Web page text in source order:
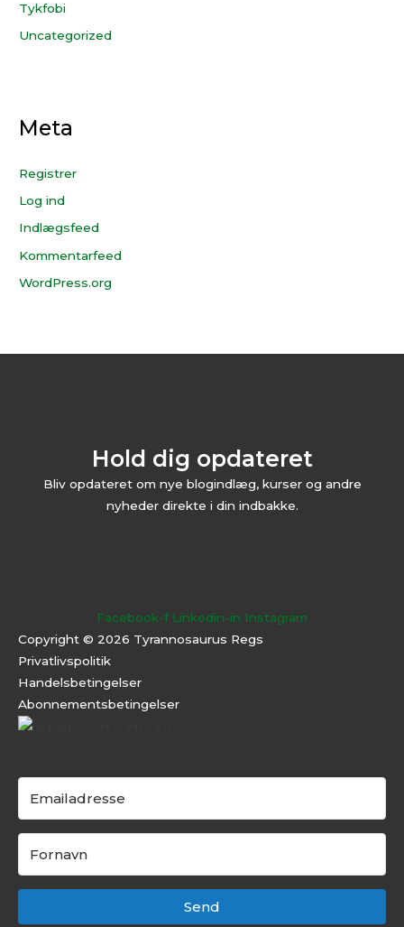
Tykfobi
Uncategorized
Meta
Registrer
Log ind
Indlægsfeed
Kommentarfeed
WordPress.org
Hold dig opdateret
Bliv opdateret om nye blogindlæg, kurser og andre
nyheder direkte i din indbakke.
Facebook-f Linkedin-in Instagram
Copyright © 2026 Tyrannosaurus Regs
Privatlivspolitik
Handelsbetingelser
Abonnementsbetingelser
Send